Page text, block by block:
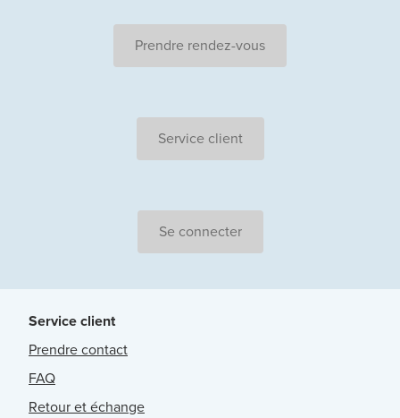
Prendre rendez-vous
Service client
Se connecter
Service client
Prendre contact
FAQ
Retour et échange